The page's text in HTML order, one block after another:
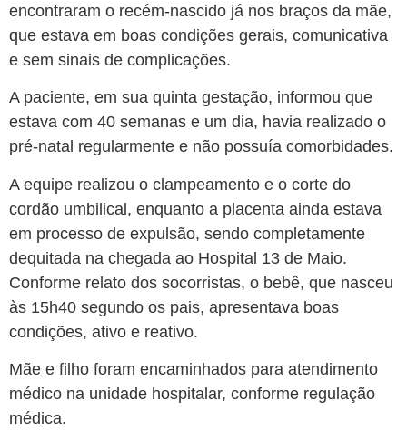
encontraram o recém-nascido já nos braços da mãe,
que estava em boas condições gerais, comunicativa
e sem sinais de complicações.
A paciente, em sua quinta gestação, informou que
estava com 40 semanas e um dia, havia realizado o
pré-natal regularmente e não possuía comorbidades.
A equipe realizou o clampeamento e o corte do
cordão umbilical, enquanto a placenta ainda estava
em processo de expulsão, sendo completamente
dequitada na chegada ao Hospital 13 de Maio.
Conforme relato dos socorristas, o bebê, que nasceu
às 15h40 segundo os pais, apresentava boas
condições, ativo e reativo.
Mãe e filho foram encaminhados para atendimento
médico na unidade hospitalar, conforme regulação
médica.